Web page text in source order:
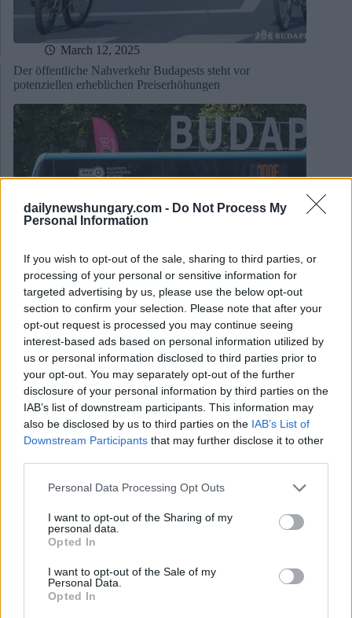
dailynewshungary.com - Do Not Process My
Personal Information
If you wish to opt-out of the sale, sharing to third parties, or
processing of your personal or sensitive information for
targeted advertising by us, please use the below opt-out
section to confirm your selection. Please note that after your
opt-out request is processed you may continue seeing
interest-based ads based on personal information utilized by
us or personal information disclosed to third parties prior to
your opt-out. You may separately opt-out of the further
disclosure of your personal information by third parties on the
IAB’s list of downstream participants. This information may
also be disclosed by us to third parties on the IAB’s List of
Downstream Participants that may further disclose it to other
Please note that this website/app uses one or more Google
not limited to your visit or usage behaviour. You may click to
grant or deny consent to Google and its third-party tags to
use your data for below specified purposes in below Google
consent section.
Personal Data Processing Opt Outs
I want to opt-out of the Sharing of my
personal data.
Opted In
I want to opt-out of the Sale of my
Personal Data.
Opted In
March 12, 2025
Der öffentliche Nahverkehr Budapests steht vor
potenziellen erheblichen Preiserhöhungen
March 11, 2025
Budapests berühmte U-Bahn-Linie steht vor einem
dringenden Zugaustausch, die Finanzierung bleibt jedoch